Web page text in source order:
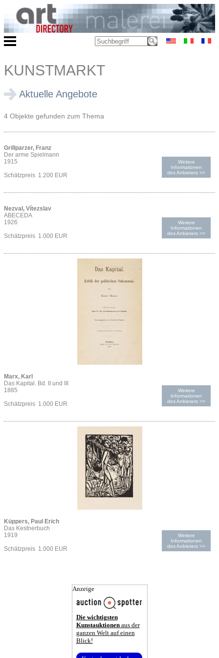
KUNSTMARKT
Aktuelle Angebote
4 Objekte gefunden zum Thema
Grillparzer, Franz
Der arme Spielmann
1915
Schätzpreis 1.200 EUR
Weitere
Informationen
des Anbieters >>
Nezval, Vítezslav
ABECEDA
1926
Schätzpreis 1.000 EUR
Weitere
Informationen
des Anbieters >>
Marx, Karl
Das Kapital. Bd. II und III
1885
Schätzpreis 1.000 EUR
Weitere
Informationen
des Anbieters >>
Küppers, Paul Erich
Das Kestnerbuch
1919
Schätzpreis 1.000 EUR
Weitere
Informationen
des Anbieters >>
Anzeige
Die wichtigsten
Kunstauktionenaus der
ganzen Welt auf einen
Blick!